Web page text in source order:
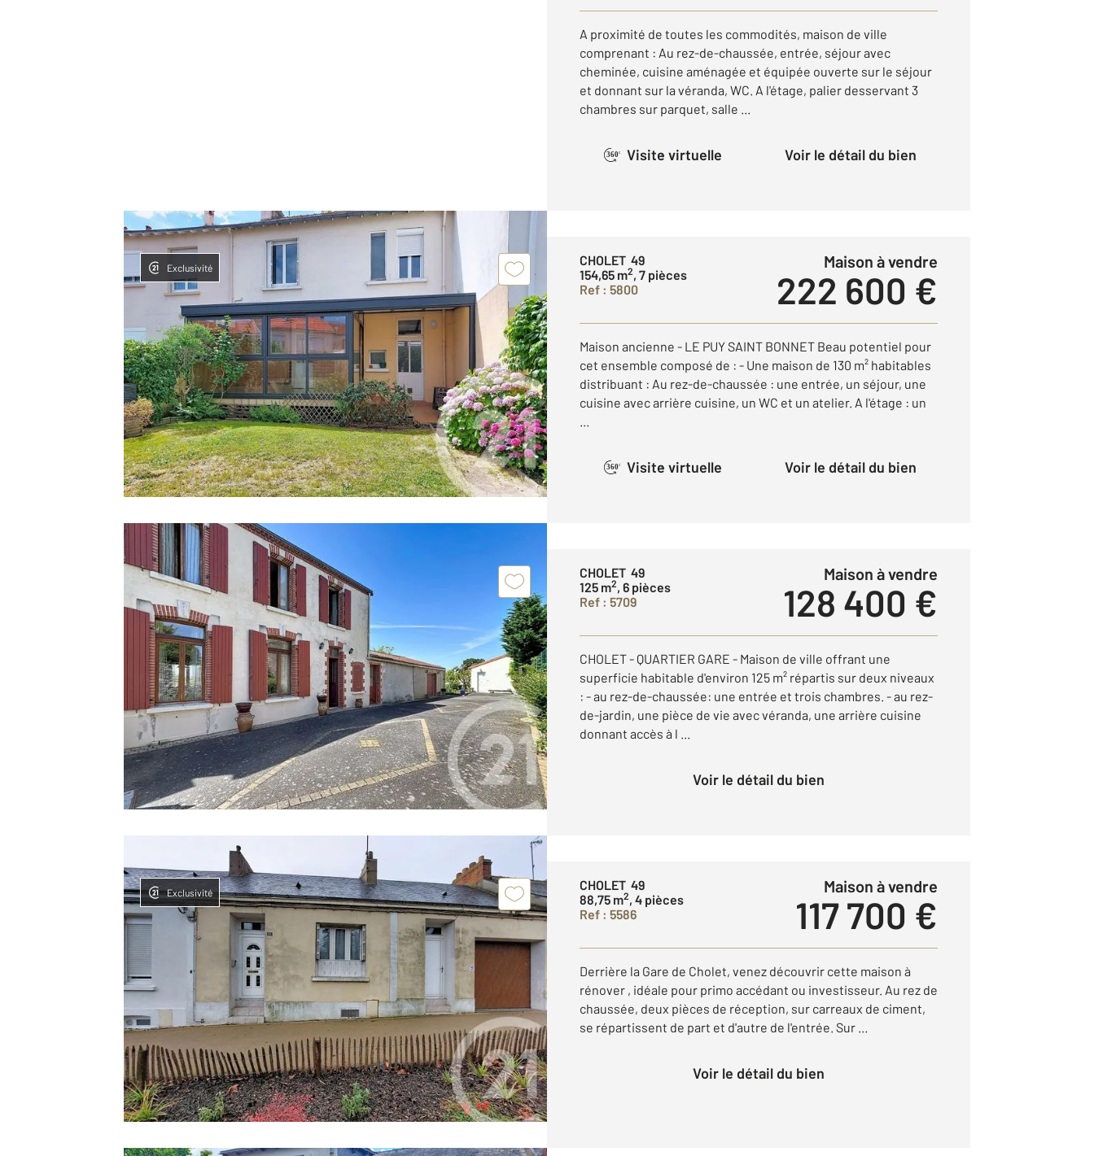
A proximité de toutes les commodités, maison de ville
comprenant : Au rez-de-chaussée, entrée, séjour avec
cheminée, cuisine aménagée et équipée ouverte sur le séjour
et donnant sur la véranda, WC. A l'étage, palier desservant 3
chambres sur parquet, salle ...
360° Visite virtuelle Voir le détail du bien
Exclusivité
CHOLET 49
154,65 m2, 7 pièces
Ref : 5800
Maison à vendre
222 600 €
Maison ancienne - LE PUY SAINT BONNET Beau potentiel pour
cet ensemble composé de : - Une maison de 130 m² habitables
distribuant : Au rez-de-chaussée : une entrée, un séjour, une
cuisine avec arrière cuisine, un WC et un atelier. A l'étage : un
...
360° Visite virtuelle Voir le détail du bien
CHOLET 49
125 m2, 6 pièces
Ref : 5709
Maison à vendre
128 400 €
CHOLET - QUARTIER GARE - Maison de ville offrant une
superficie habitable d'environ 125 m² répartis sur deux niveaux
: - au rez-de-chaussée: une entrée et trois chambres. - au rez-
de-jardin, une pièce de vie avec véranda, une arrière cuisine
donnant accès à l ...
Voir le détail du bien
Exclusivité
CHOLET 49
88,75 m2, 4 pièces
Ref : 5586
Maison à vendre
117 700 €
Derrière la Gare de Cholet, venez découvrir cette maison à
rénover , idéale pour primo accédant ou investisseur. Au rez de
chaussée, deux pièces de réception, sur carreaux de ciment,
se répartissent de part et d'autre de l'entrée. Sur ...
Voir le détail du bien